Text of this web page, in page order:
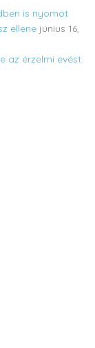
is nyomot
ellene június 16,
az érzelmi evést